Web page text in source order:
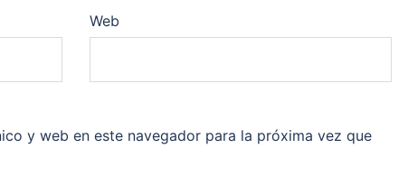
Web
y web en este navegador para la próxima vez que